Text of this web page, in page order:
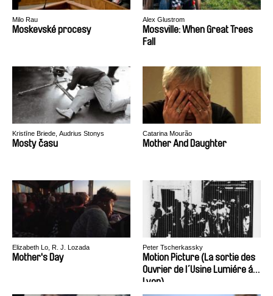
Milo Rau
Moskevské procesy
Alex Glustrom
Mossville: When Great Trees
Fall
Kristīne Briede, Audrius Stonys
Mosty času
Catarina Mourão
Mother And Daughter
Elizabeth Lo, R. J. Lozada
Mother's Day
Peter Tscherkassky
Motion Picture (La sortie des
Ouvrier de l´Usine Lumiére á
Lyon)